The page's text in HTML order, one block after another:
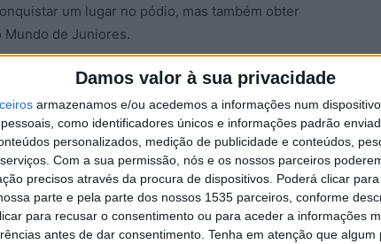
Damos valor à sua privacidade
armazenamos e/ou acedemos a informações num
como identificadores únicos e informações padrão
personalizados, medição de publicidade e conteúdos,
Com a sua permissão, nós e os nossos parceiros
precisos através da procura de dispositivos. Poderá clicar
parte e pela parte dos nossos 1535 parceiros, conforme
para recusar o consentimento ou para aceder a informações
antes de dar consentimento. Tenha em atenção que algum
um lugar no pódio, mas também obter
Mundo de Juniores.
países, Adriana Torres competiu pela primeira vez
pódio, a judoca garantiu com 3 vitórias, os mínimos
Europa a realizar em setembro, em Haia (Holanda),
outubro, em Coimbra.
o albicastrense João Alves, na categoria -90 kg